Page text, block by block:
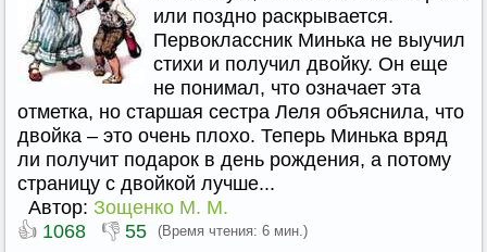
или поздно раскрывается.
Первоклассник Минька не выучил
стихи и получил двойку. Он еще
не понимал, что означает эта
отметка, но старшая сестра Леля объяснила, что
двойка – это очень плохо. Теперь Минька вряд
ли получит подарок в день рождения, а потому
страницу с двойкой лучше...
Автор: Зощенко М. М.
👍 1068 👎 55 (Время чтения: 6 мин.)